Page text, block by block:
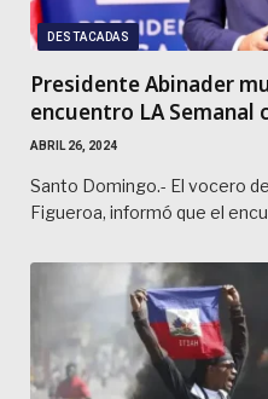
DESTACADAS
Presidente Abinader
encuentro LA Semanal
ABRIL 26, 2024
Santo Domingo.- El vocero
Figueroa, informó que el